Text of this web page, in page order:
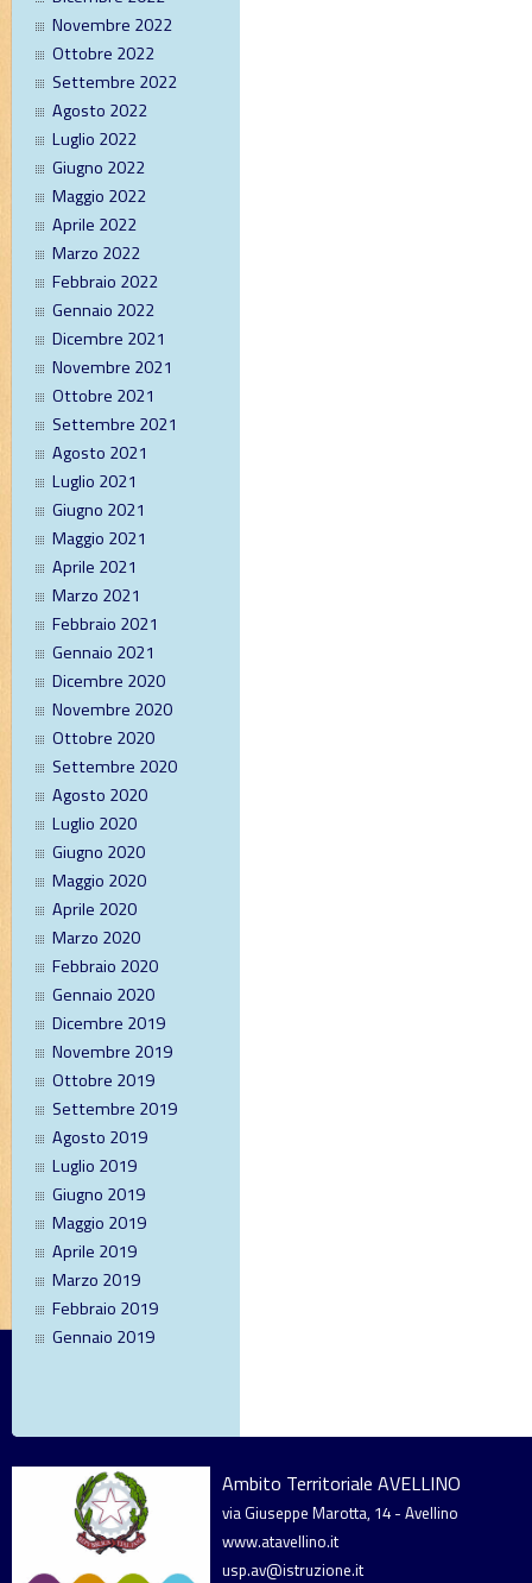
Novembre 2022
Ottobre 2022
Settembre 2022
Agosto 2022
Luglio 2022
Giugno 2022
Maggio 2022
Aprile 2022
Marzo 2022
Febbraio 2022
Gennaio 2022
Dicembre 2021
Novembre 2021
Ottobre 2021
Settembre 2021
Agosto 2021
Luglio 2021
Giugno 2021
Maggio 2021
Aprile 2021
Marzo 2021
Febbraio 2021
Gennaio 2021
Dicembre 2020
Novembre 2020
Ottobre 2020
Settembre 2020
Agosto 2020
Luglio 2020
Giugno 2020
Maggio 2020
Aprile 2020
Marzo 2020
Febbraio 2020
Gennaio 2020
Dicembre 2019
Novembre 2019
Ottobre 2019
Settembre 2019
Agosto 2019
Luglio 2019
Giugno 2019
Maggio 2019
Aprile 2019
Marzo 2019
Febbraio 2019
Gennaio 2019
Ambito Territoriale AVELLINO
via Giuseppe Marotta, 14 - Avellino
www.atavellino.it
usp.av@istruzione.it